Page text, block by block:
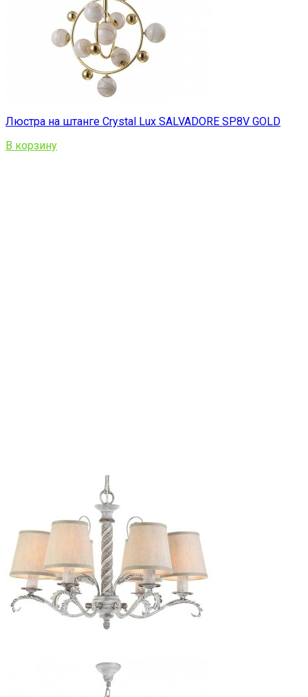
Люстра на штанге Crystal Lux SALVADORE SP8V GOLD
В корзину